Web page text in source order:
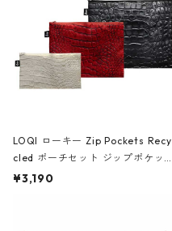
LOQI ローキー Zip Pockets Recy
cled ポーチセット ジップポケット
ファスナーポーチ 撥水加工 トラベ
¥3,190